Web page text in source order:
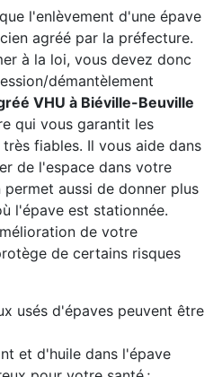
l'enlèvement d'une épave
agréé par la préfecture.
à la loi, vous devez donc
démantèlement
VHU à Biéville-Beuville
qui vous garantit les
fiables. Il vous aide dans
de l'espace dans votre
aussi de donner plus
l'épave est stationnée.
de votre
de certains risques
usés d'épaves peuvent être
et d'huile dans l'épave